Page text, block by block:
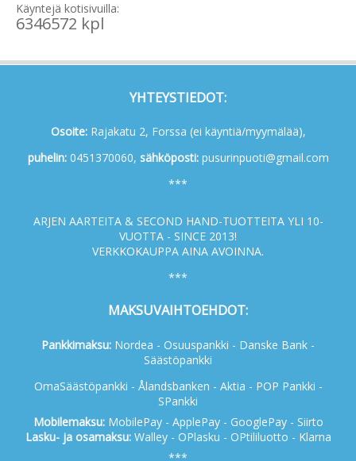
Käyntejä kotisivuilla:
6346572 kpl
YHTEYSTIEDOT:
Osoite:Rajakatu 2, Forssa (ei käyntiä/myymälää),
puhelin:0451370060, sähköposti:pusurinpuoti@gmail.com
***
ARJEN AARTEITA & SECOND HAND-TUOTTEITA YLI 10-
VUOTTA - SINCE 2013!
VERKKOKAUPPA AINA AVOINNA.
***
MAKSUVAIHTOEHDOT:
Pankkimaksu: Nordea - Osuuspankki - Danske Bank -
Säästöpankki
OmaSäästöpankki - Ålandsbanken - Aktia - POP Pankki -
SPankki
Mobilemaksu:MobilePay - ApplePay - GooglePay - Siirto
Lasku- ja osamaksu:Walley - OPlasku - OPtililuotto - Klarna
***